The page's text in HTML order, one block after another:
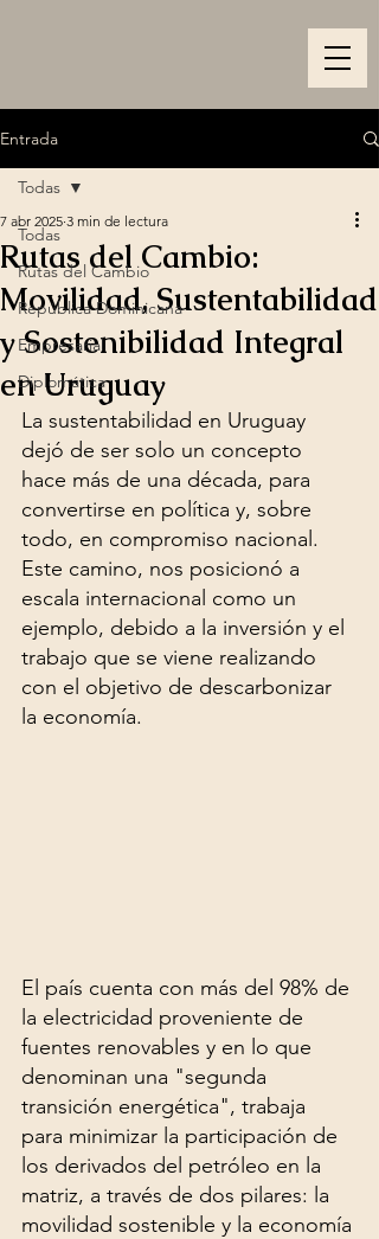
Entrada
Todas
Rutas del Cambio
República Dominicana
Empresarial
Diplomática
Todas
Rutas del Cambio:
Movilidad, Sustentabilidad
y Sostenibilidad Integral
en Uruguay
7 abr 2025 3 min de lectura
La sustentabilidad en Uruguay
dejó de ser solo un concepto
hace más de una década, para
convertirse en política y, sobre
todo, en compromiso nacional.
Este camino, nos posicionó a
escala internacional como un
ejemplo, debido a la inversión y el
trabajo que se viene realizando
con el objetivo de descarbonizar
la economía.
El país cuenta con más del 98% de
la electricidad proveniente de
fuentes renovables y en lo que
denominan una "segunda
transición energética", trabaja
para minimizar la participación de
los derivados del petróleo en la
matriz, a través de dos pilares: la
movilidad sostenible y la economía